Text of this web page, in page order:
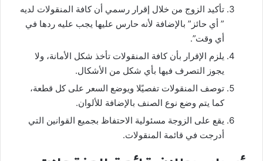
تأكيد الزوج من خلال إقرار رسمي أن كافة المنقولات لديه
” أي حائز” بالإضافة لأنه حارس عليها يجب عليه ردها في
أي وقت”.
يلزم الإقرار بأن كافة المنقولات تأخذ شكل الأمانة، ولا
يجوز التصرف فيها بأي شكل من الأشكال.
توصف المنقولات تفصيًلا ويوضع السعر على كل قطعة،
كما يتم وضع نوع الصنف بالإضافة للألوان.
يقع على الزوجة مسئولية الاحتفاظ بجميع القوانين التي
أدرجت في قائمة المنقولات.